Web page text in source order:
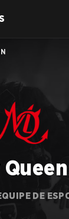
Queen
DE